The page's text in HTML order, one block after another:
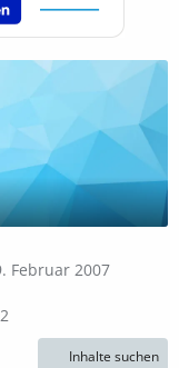
Februar 2007
Inhalte suchen